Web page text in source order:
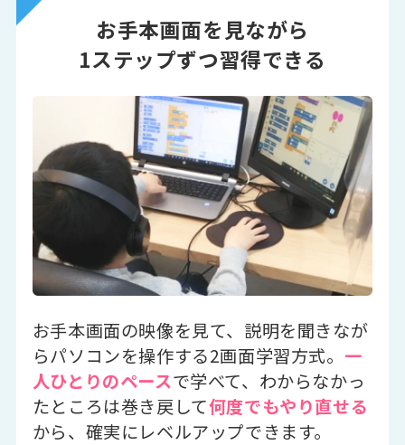
お手本画面を見ながら
1ステップずつ習得できる
お手本画面の映像を見て、説明を聞きなが
らパソコンを操作する2画面学習方式。 一
人ひとりのペースで学べて、わからなかっ
たところは巻き戻して何度でもやり直せる
から、確実にレベルアップできます。